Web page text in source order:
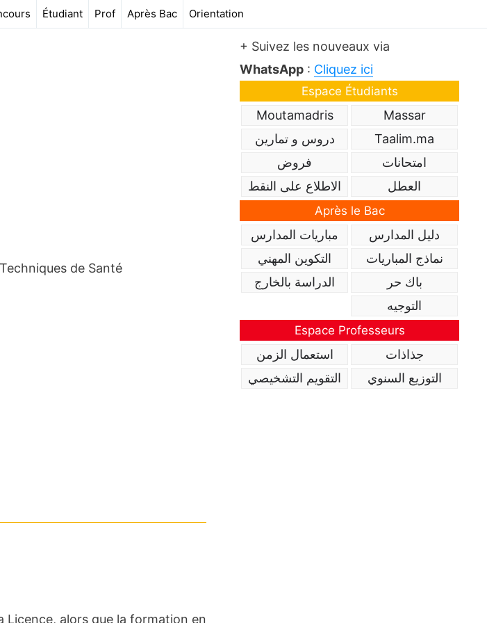
Étudiant Prof Après Bac Orientation
de Santé
Licence, alors que la formation en
+ Suivez les nouveaux via
WhatsApp : Cliquez ici
Espace Étudiants
Massar
Moutamadris
Taalim.ma
دروس و تمارين
امتحانات
فروض
العطل
الاطلاع على النقط
Après le Bac
دليل المدارس
مباريات المدارس
نماذج المباريات
التكوين المهني
باك حر
الدراسة بالخارج
التوجيه
Espace Professeurs
جذاذات
استعمال الزمن
التوزيع السنوي
التقويم التشخيصي